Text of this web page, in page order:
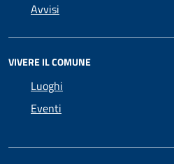
Avvisi
VIVERE IL COMUNE
Luoghi
Eventi